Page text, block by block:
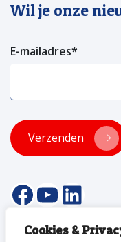
Cookies &
Wil je onze
E-mailadres*
Verzenden
facebookpagina van versa welzijn
YouTube pagina Versa Welzijn
Linkedin pagina Versa